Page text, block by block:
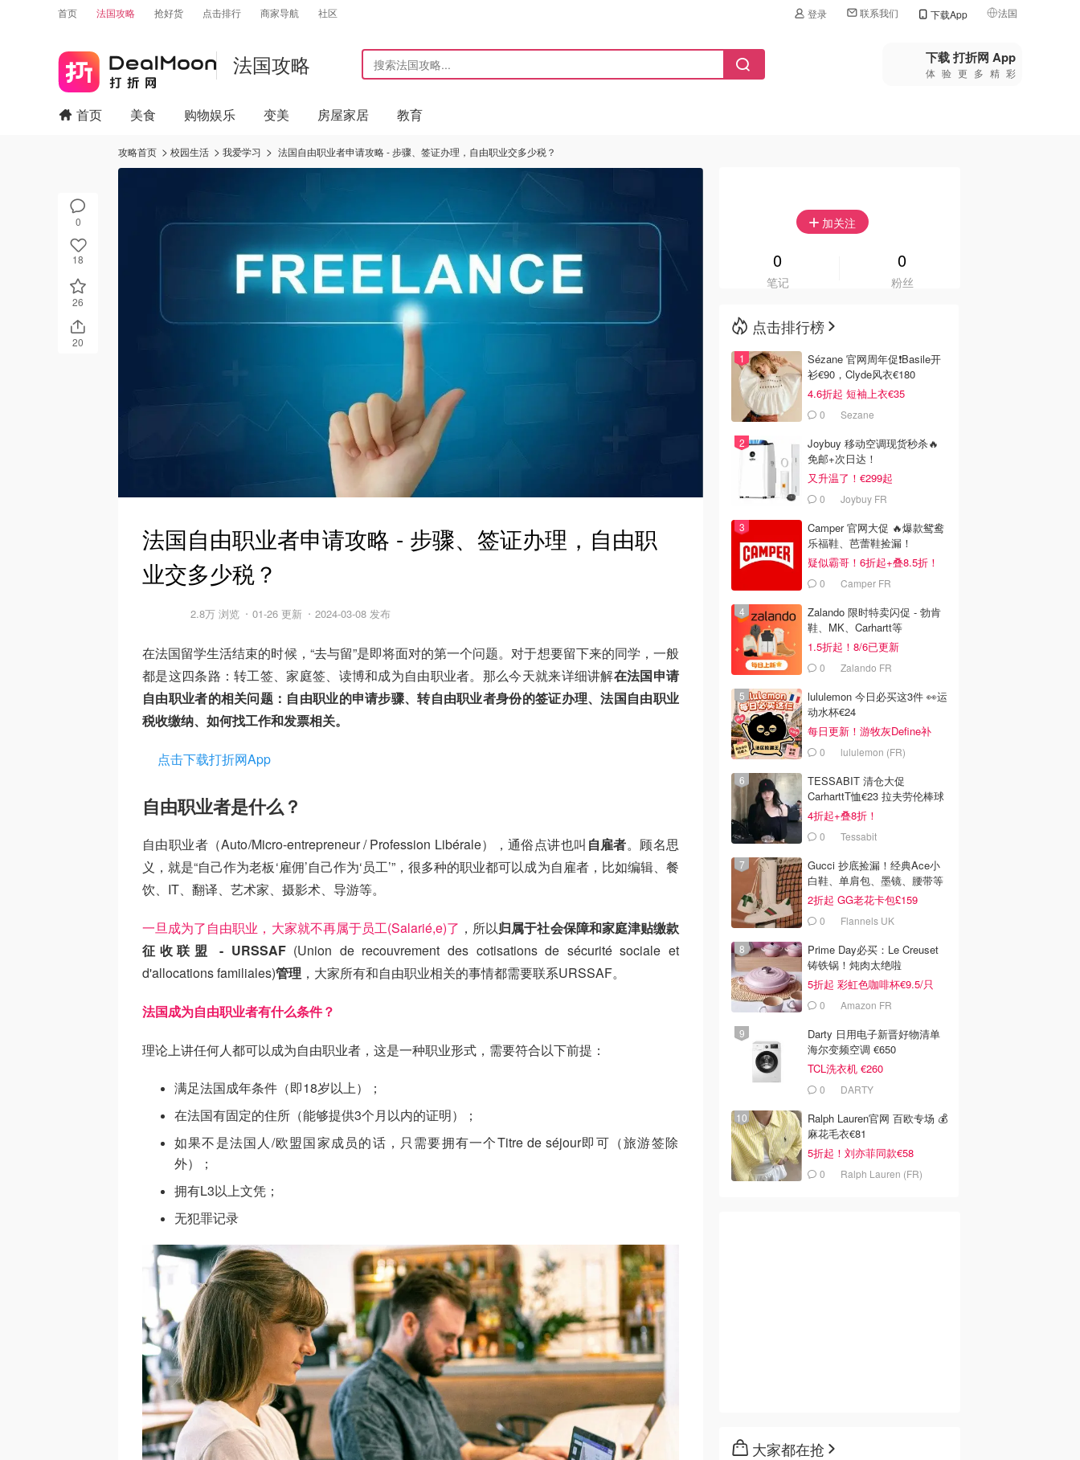
首页 法国攻略 抢好货 点击排行 商家导航 社区 登录 联系我们 下载App 法国
🇺🇸美国
🇨🇳中国
🇦🇺
法国攻略 下载 打折网 App
体验更多精彩
0
18
26
20
首页 美食 购物娱乐 变美 房屋家居 教育
攻略首页 校园生活 我爱学习 法国自由职业者申请攻略 - 步骤、签证办理，自由职业交多少税？
法国自由职业者申请攻略 - 步骤、签证办理，自由职
业交多少税？
2.8万 浏览 01-26 更新 2024-03-08 发布
在法国留学生活结束的时候，“去与留”是即将面对的第一个问题。对于想要留下来的同学，一般
都是这四条路：转工签、家庭签、读博和成为自由职业者。那么今天就来详细讲解在法国申请
自由职业者的相关问题：自由职业的申请步骤、转自由职业者身份的签证办理、法国自由职业
税收缴纳、如何找工作和发票相关。
点击下载打折网App
自由职业者是什么？
自由职业者（Auto/Micro-entrepreneur / Profession Libérale），通俗点讲也叫 自雇者。顾名思
义，就是“自己作为老板‘雇佣’自己作为‘员工’”，很多种的职业都可以成为自雇者，比如编辑、餐
饮、IT、翻译、艺术家、摄影术、导游等。
一旦成为了自由职业，大家就不再属于员工(Salarié,e)了 ，所以归属于社会保障和家庭津贴缴款
征收联盟 - URSSAF(Union de recouvrement des cotisations de sécurité sociale et
d'allocations familiales)管理 ，大家所有和自由职业相关的事情都需要联系URSSAF。
法国成为自由职业者有什么条件？
理论上讲任何人都可以成为自由职业者，这是一种职业形式，需要符合以下前提：
满足法国成年条件（即18岁以上）；
在法国有固定的住所（能够提供3个月以内的证明）；
如果不是法国人/欧盟国家成员的话，只需要拥有一个Titre de séjour即可（旅游签除
外）；
拥有L3以上文凭；
无犯罪记录
加关注
0
笔记
0
粉丝
点击排行榜
Sézane 官网周年促❗️Basile开
衫€90，Clyde风衣€180
4.6折起 短袖上衣€35
0 Sezane
Joybuy 移动空调现货秒杀🔥
免邮+次日达！
又升温了！€299起
0 Joybuy FR
Camper 官网大促 🔥爆款鸳鸯
乐福鞋、芭蕾鞋捡漏！
疑似霸哥！6折起+叠8.5折！
0 Camper FR
Zalando 限时特卖闪促 - 勃肯
鞋、MK、Carhartt等
1.5折起！8/6已更新
0 Zalando FR
lululemon 今日必买这3件 👀运
动水杯€24
每日更新！游牧灰Define补
货！0 lululemon (FR)
TESSABIT 清仓大促
CarharttT恤€23 拉夫劳伦棒球
帽€38
4折起+叠8折！
0 Tessabit
Gucci 抄底捡漏！经典Ace小
白鞋、单肩包、墨镜、腰带等
2折起 GG老花卡包£159
0 Flannels UK
Prime Day必买：Le Creuset
铸铁锅！炖肉太绝啦
5折起 彩虹色咖啡杯€9.5/只
0 Amazon FR
Darty 日用电子新晋好物清单
海尔变频空调 €650
TCL洗衣机 €260
0 DARTY
Ralph Lauren官网 百欧专场 💰
麻花毛衣€81
5折起！刘亦菲同款€58
0 Ralph Lauren (FR)
大家都在抢